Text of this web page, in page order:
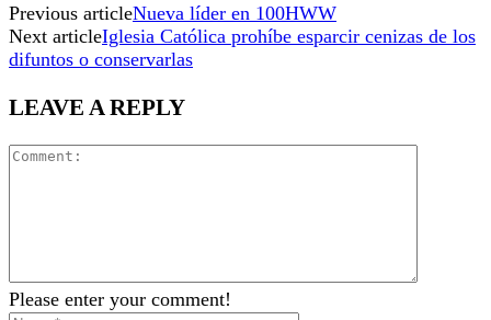
Previous articleNueva líder en 100HWW
Next articleIglesia Católica prohíbe esparcir cenizas de los
difuntos o conservarlas
LEAVE A REPLY
Please enter your comment!